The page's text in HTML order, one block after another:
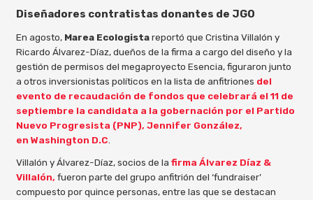
Diseñadores contratistas donantes de JGO
En agosto, Marea Ecologistareportó que Cristina Villalón y
Ricardo Álvarez-Díaz, dueños de la firma a cargo del diseño y la
gestión de permisos del megaproyecto Esencia, figuraron junto
a otros inversionistas políticos en la lista de anfitriones del
evento de recaudación de fondos que celebrará el 11 de
septiembre la candidata a la gobernación por el Partido
Nuevo Progresista (PNP), Jennifer González,
en Washington D.C
Villalón y Álvarez-Díaz, socios de la firma Álvarez Díaz &
Villalón, fueron parte del grupo anfitrión del ‘fundraiser’
compuesto por quince personas, entre las que se destacan